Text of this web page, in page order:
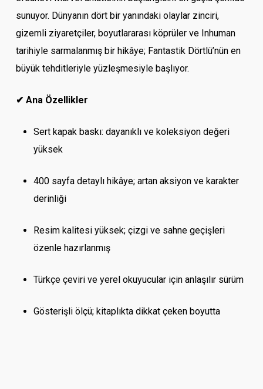
sunuyor. Dünyanın dört bir yanındaki olaylar zinciri,
gizemli ziyaretçiler, boyutlararası köprüler ve Inhuman
tarihiyle sarmalanmış bir hikâye; Fantastik Dörtlü’nün en
büyük tehditleriyle yüzleşmesiyle başlıyor.
✔ Ana Özellikler
Sert kapak baskı: dayanıklı ve koleksiyon değeri
yüksek
400 sayfa detaylı hikâye; artan aksiyon ve karakter
derinliği
Resim kalitesi yüksek; çizgi ve sahne geçişleri
özenle hazırlanmış
Türkçe çeviri ve yerel okuyucular için anlaşılır sürüm
Gösterişli ölçü; kitaplıkta dikkat çeken boyutta